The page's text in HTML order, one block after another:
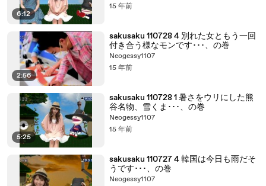
6:12
15 年前
2:56
sakusaku 110728 4 別れた女ともう一回
付き合う様なモンです･･･、の巻
Neogessy1107
15 年前
5:25
sakusaku 110728 1 暑さをウリにした熊
谷名物、雪くま･･･、の巻
Neogessy1107
15 年前
sakusaku 110727 4 韓国は今日も雨だそ
うです･･･、の巻
Neogessy1107